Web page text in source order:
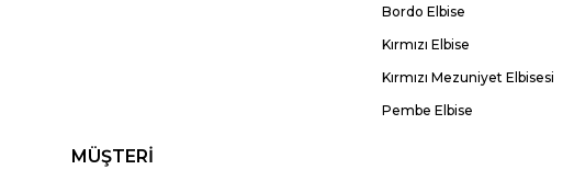
Bordo Elbise
Kırmızı Elbise
Kırmızı Mezuniyet Elbisesi
Pembe Elbise
MÜŞTERİ